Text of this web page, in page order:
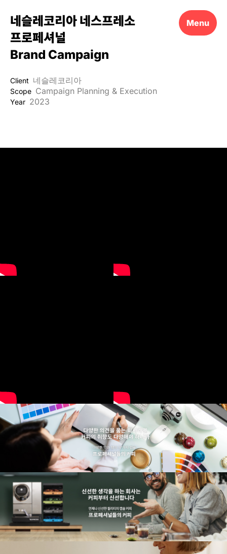
Menu
Client 네슬레코리아
Scope Campaign Planning & Execution
Year 2023
네슬레코리아 네스프레소
프로페셔널
Brand Campaign